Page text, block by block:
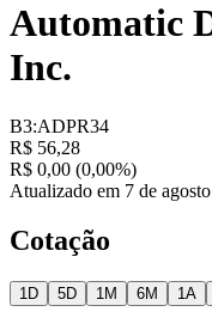
Automatic
Inc.
B3:ADPR34
R$ 56,28
R$ 0,00 (0,00%)
Atualizado em 7 de
Cotação
1D 5D 1M 6M 1A